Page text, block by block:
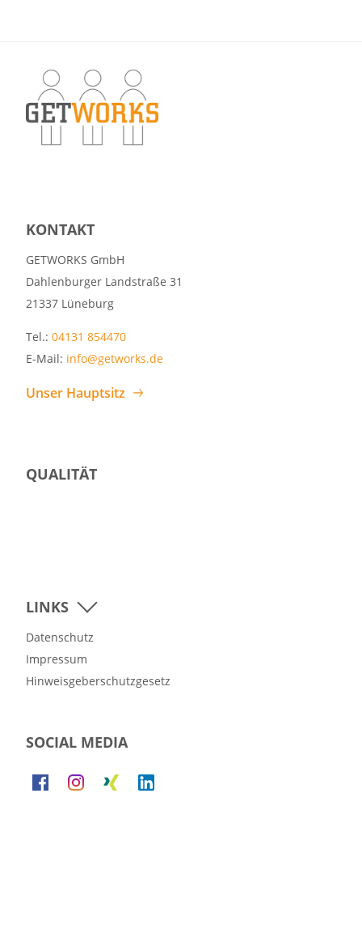
KONTAKT
GETWORKS GmbH
Dahlenburger Landstraße 31
21337 Lüneburg
Tel.: 04131 854470
E-Mail: info@getworks.de
Unser Hauptsitz
QUALITÄT
LINKS
Datenschutz
Impressum
Hinweisgeberschutzgesetz
SOCIAL MEDIA